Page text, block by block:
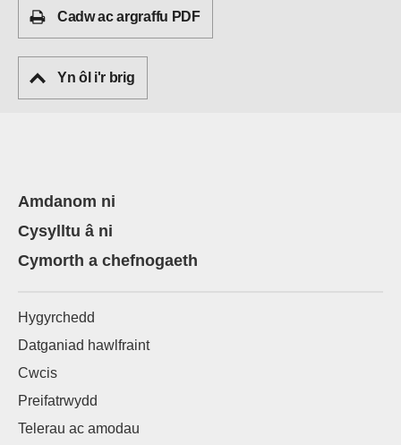
Cadw ac argraffu PDF
Yn ôl i'r brig
Amdanom ni
Cysylltu â ni
Cymorth a chefnogaeth
Hygyrchedd
Datganiad hawlfraint
Cwcis
Preifatrwydd
Telerau ac amodau